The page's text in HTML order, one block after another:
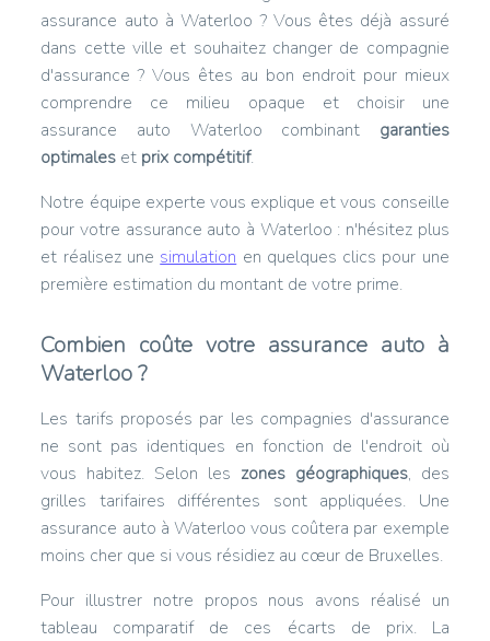
assurance auto à Waterloo ? Vous êtes déjà assuré
dans cette ville et souhaitez changer de compagnie
d'assurance ? Vous êtes au bon endroit pour mieux
comprendre ce milieu opaque et choisir une
assurance auto Waterloo combinant garanties
optimales et prix compétitif.
Notre équipe experte vous explique et vous conseille
pour votre assurance auto à Waterloo : n'hésitez plus
et réalisez une simulation en quelques clics pour une
première estimation du montant de votre prime.
Combien coûte votre assurance auto à
Waterloo ?
Les tarifs proposés par les compagnies d'assurance
ne sont pas identiques en fonction de l'endroit où
vous habitez. Selon les zones géographiques, des
grilles tarifaires différentes sont appliquées. Une
assurance auto à Waterloo vous coûtera par exemple
moins cher que si vous résidiez au cœur de Bruxelles.
Pour illustrer notre propos nous avons réalisé un
tableau comparatif de ces écarts de prix. La